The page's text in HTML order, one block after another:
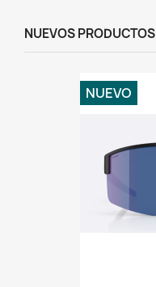
NUEVOS PRODUCTOS
NUEVO